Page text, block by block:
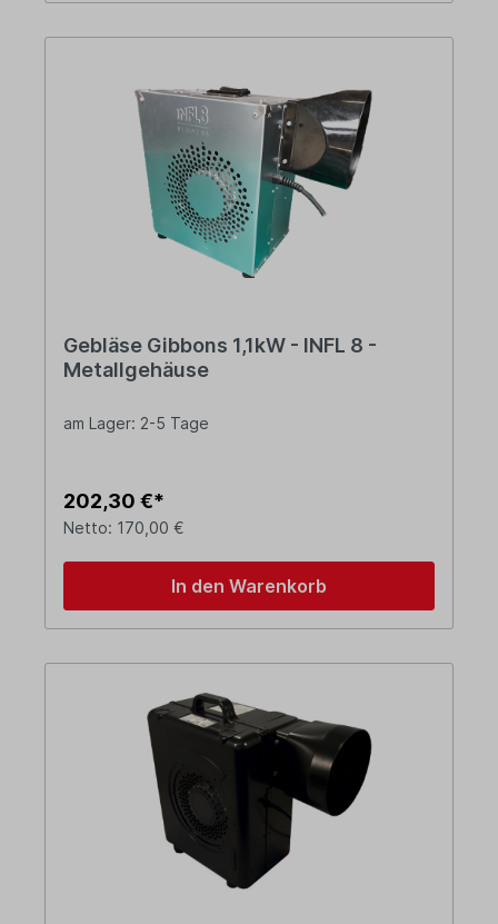
Gebläse Gibbons 1,1kW - INFL 8 -
Metallgehäuse
am Lager: 2-5 Tage
202,30 €*
Netto: 170,00 €
In den Warenkorb